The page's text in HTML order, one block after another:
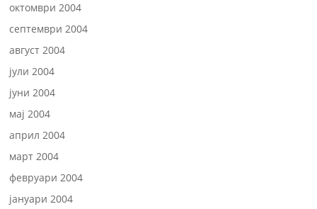
октомври 2004
септември 2004
август 2004
јули 2004
јуни 2004
мај 2004
април 2004
март 2004
февруари 2004
јануари 2004